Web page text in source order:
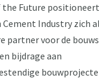
Future positioneert
Industry zich
partner voor de
bijdrage aan